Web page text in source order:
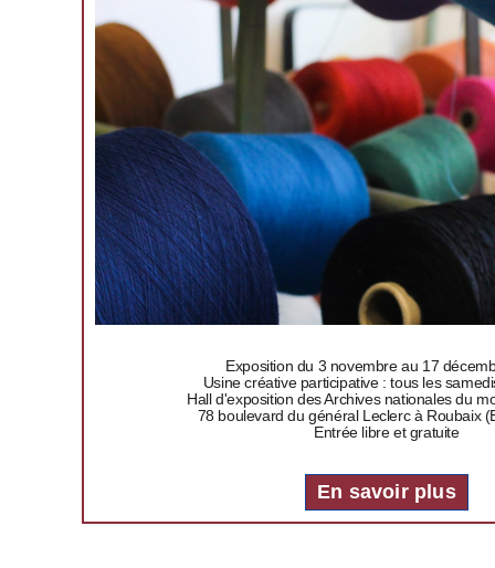
Exposition du 3 novembre au 17
Usine créative participative : tous les
Hall d'exposition des Archives nationales du
78 boulevard du général Leclerc à Roubaix
Entrée libre et gratuite
En savoir plus